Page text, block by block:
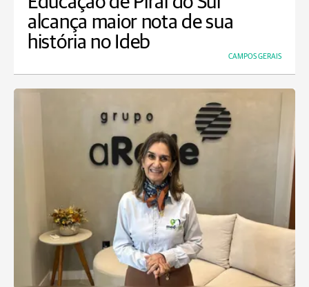
alcança maior nota de sua
história no Ideb
CAMPOS GERAIS